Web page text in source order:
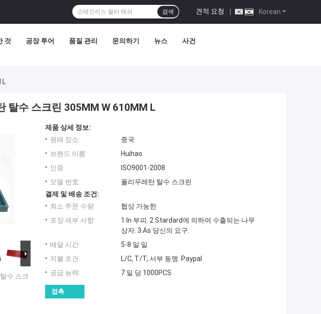
Korean
견적 요청 |
검색
것 공장 투어 품질 관리 문의하기 뉴스 사건
L
탈수 스크린 305MM W 610MM L
수 스크
제품 상세 정보:
원래 장소:
중국
브랜드 이름:
Huihao
인증:
ISO9001-2008
모델 번호:
폴리우레탄 탈수 스크린
결제 및 배송 조건:
최소 주문 수량:
협상 가능한
포장 세부 사항:
1.In 부피. 2.Stardard에 의하여 수출되는 나무
상자. 3.As 당신의 요구.
배달 시간:
5-8 일 일
지불 조건:
L/C, T/T, 서부 동맹. Paypal
공급 능력:
7 일 당 1000PCS
접촉